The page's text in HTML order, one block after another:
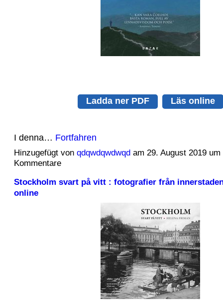
Ladda ner PDF Läs online
I denna… Fortfahren
Hinzugefügt von qdqwdqwdwqdam 29. August 2019
Kommentare
Stockholm svart på vitt : fotografier från innerstaden
online